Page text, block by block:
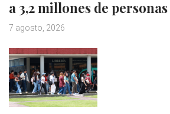
a 3,2 millones de
7 agosto, 2026